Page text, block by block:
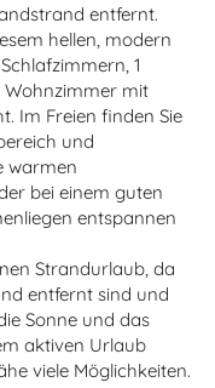
entfernt.
hellen, modern
1
mit
Im Freien finden Sie
und
warmen
bei einem guten
entspannen
Strandurlaub, da
entfernt sind und
Sonne und das
aktiven Urlaub
viele Möglichkeiten.